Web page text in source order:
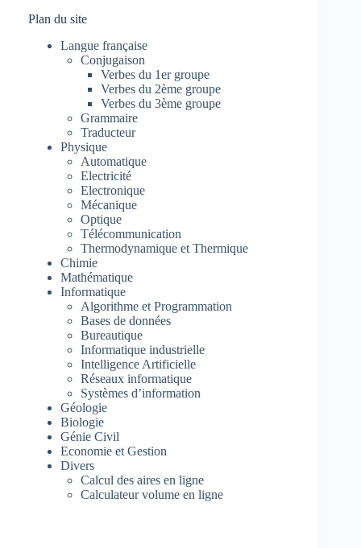
Plan du site
Langue française
Conjugaison
Verbes du 1er groupe
Verbes du 2ème groupe
Verbes du 3ème groupe
Grammaire
Traducteur
Physique
Automatique
Electricité
Electronique
Mécanique
Optique
Télécommunication
Thermodynamique et Thermique
Chimie
Mathématique
Informatique
Algorithme et Programmation
Bases de données
Bureautique
Informatique industrielle
Intelligence Artificielle
Réseaux informatique
Systèmes d’information
Géologie
Biologie
Génie Civil
Economie et Gestion
Divers
Calcul des aires en ligne
Calculateur volume en ligne